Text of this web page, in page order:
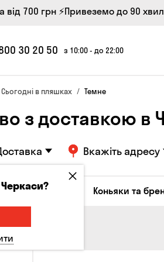
від 700 грн ⚡Привеземо до 90
30 20 50 з 10:00 - до 22:00
Сьогодні в пляшках Темне
з доставкою в
Вкажіть адресу
та настоянки Коньяки та
Черкаси?